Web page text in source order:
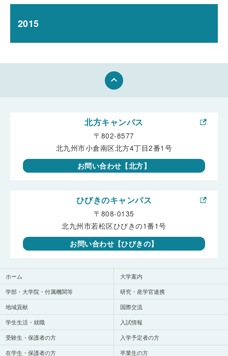
2015
keyboard_arrow_up
ホーム
大学案内
学部・大学院・付属機関等
研究・産学官連携
地域貢献
国際交流
学生生活・就職
入試情報
受験生・保護者の方
入学予定者の方
在学生・保護者の方
卒業生の方
北方キャンパス
〒802-8577
北九州市小倉南区北方4丁目2番1号
お問い合わせ【北方】
ひびきのキャンパス
〒808-0135
北九州市若松区ひびきの1番1号
お問い合わせ【ひびきの】